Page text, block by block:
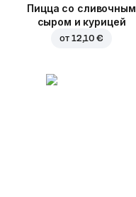
Пицца со сливочным
сыром и курицей
от 12,10 €